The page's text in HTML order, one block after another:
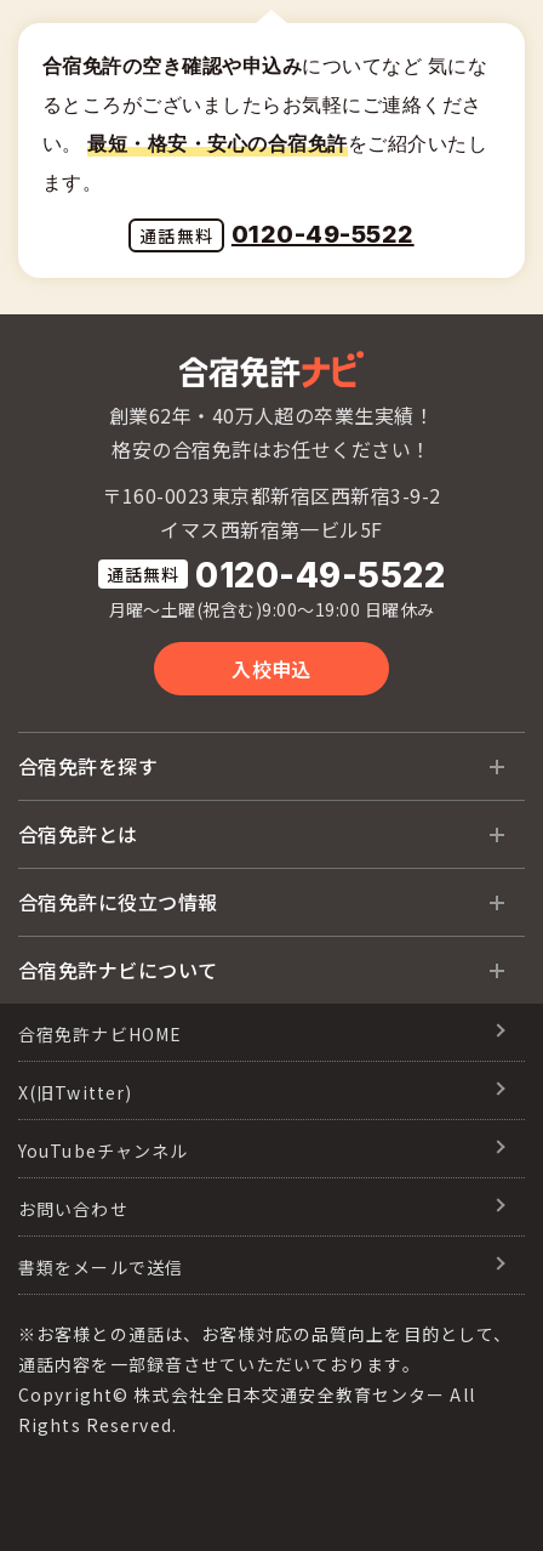
合宿免許の空き確認や申込みについてなど 気にな
るところがございましたらお気軽にご連絡くださ
い。
最短・格安・安心の合宿免許をご紹介いたし
ます。
0120-49-5522
創業62年・40万人超の卒業生実績！
格安の合宿免許はお任せください！
〒160-0023東京都新宿区西新宿3-9-2
イマス西新宿第一ビル5F
0120-49-5522
月曜〜土曜(祝含む)9:00〜19:00 日曜休み
入校申込
合宿免許を探す
全国 教習所一覧
運転免許の種類(車種)
格安シーズン料金
出発地別おすすめ校
こだわり、テーマから探す
360度パノラマ教習所
教育訓練給付金制度
合宿免許とは
合宿免許とは
合宿免許選びのアドバイス
合宿免許の入校までの流れ
合宿免許での免許取得の流れ
運転免許別モデルスケジュール
保護者の方へ
合宿に関わる料金について
合宿費用のお支払いについて
合宿免許に必要な持ち物
合宿免許に役立つ情報
合宿免許に役立つ情報
免許取消・失効による再取得
冬・雪国の合宿免許は大丈夫？
みんなが選んだ合宿免許の条件
大型免許体験記
全国の運転免許試験場(免許センター)
本免学科試験問題に挑戦
合宿免許ナビについて
会社情報・代表メッセージ
会社概要
会社沿革・歴史
登録商標
特定商取引法に基づく表記
運転者適性診断
合宿免許ナビHOME
X(旧Twitter)
YouTubeチャンネル
お問い合わせ
書類をメールで送信
※お客様との通話は、お客様対応の品質向上を目的として、
通話内容を一部録音させていただいております。
Copyright© 株式会社全日本交通安全教育センター All
Rights Reserved.